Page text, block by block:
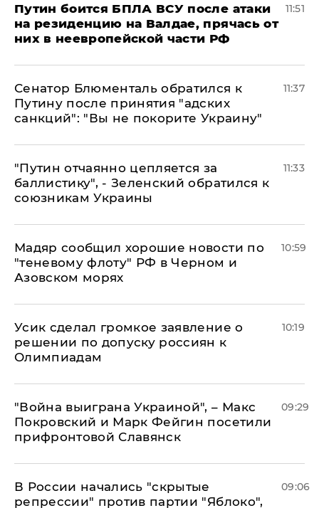
Путин боится БПЛА ВСУ после атаки
на резиденцию на Валдае, прячась от
них в неевропейской части РФ
11:51
Сенатор Блюменталь обратился к
Путину после принятия "адских
санкций": "Вы не покорите Украину"
11:37
"Путин отчаянно цепляется за
баллистику", - Зеленский обратился к
союзникам Украины
11:33
Мадяр сообщил хорошие новости по
"теневому флоту" РФ в Черном и
Азовском морях
10:59
Усик сделал громкое заявление о
решении по допуску россиян к
Олимпиадам
10:19
"Война выиграна Украиной", – Макс
Покровский и Марк Фейгин посетили
прифронтовой Славянск
09:29
В России начались "скрытые
репрессии" против партии "Яблоко",
09:06